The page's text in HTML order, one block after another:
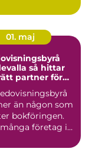
01. maj
så hittar
partner för
än någon som
bokföringen.
företag i